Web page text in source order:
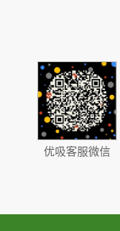
优吸客服微信